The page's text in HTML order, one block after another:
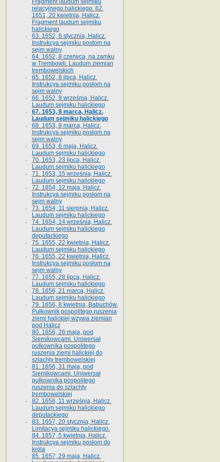
Fragment laudum sejmiku
relacyjnego halickiego. 62.
1651, 20 kwietnia, Halicz.
Fragment laudum sejmiku
halickiego
63. 1652, 8 stycznia, Halicz.
Instrukcya sejmiku postom na
sejm walny
64. 1652, 8 czerwca, na zamku
w Trembowli. Laudum ziemian
trembowelskich
65. 1652, 8 lipca, Halicz.
Instrukcya sejmiku posłom na
sejm walny
66. 1652, 9 września, Halicz.
Laudum sejmiku halickiego
67. 1653, 8 marca, Halicz.
Laudum sejmiku halickiego
68. 1653, 8 marca, Halicz.
Instrukcya sejmiku posłom na
sejm walny
69. 1653, 6 maja, Halicz.
Laudum sejmiku halickiego
70. 1653, 23 lipca, Halicz.
Laudum sejmiku halickiego
71. 1653, 15 września, Halicz.
Laudum sejmiku halickiego
72. 1654, 12 maja, Halicz.
Instrukcya sejmiku posłom na
sejm walny
73. 1654, 11 sierpnia, Halicz.
Laudum sejmiku halickiego
74. 1654, 14 września, Halicz.
Laudum sejmiku halickiego
deputackiego
75. 1655, 22 kwietnia, Halicz.
Laudum sejmiku halickiego
76. 1655, 22 kwietnia, Halicz.
Instrukcya sejmiku posłom na
sejm walny
77. 1655, 28 lipca, Halicz.
Laudum sejmiku halickiego
78. 1656, 21 marca, Halicz.
Laudum sejmiku halickiego
79. 1656, 8 kwietnia, Babuchów.
Pułkownik pospolitego ruszenia
ziemi halickiej wzywa ziemian
pod Halicz
80. 1656, 26 maja, pod
Siemikowcami. Uniwersał
pułkownika pospolitego
ruszenia ziemi halickiej do
szlachty trembowelskiej
81. 1656, 31 maja, pod
Siemikowcami. Uniwersał
pułkownika pospolitego
ruszenia do szlachty
trembowelskiej
82. 1656, 11 września, Halicz.
Laudum sejmiku halickiego
deputackiego
83. 1657, 20 stycznia, Halicz.
Limitacya sejmiku halickiego.
84. 1657, 5 kwietnia, Halicz.
Instrukcya sejmiku posłom do
króla
85. 1657, 29 maja, Halicz.